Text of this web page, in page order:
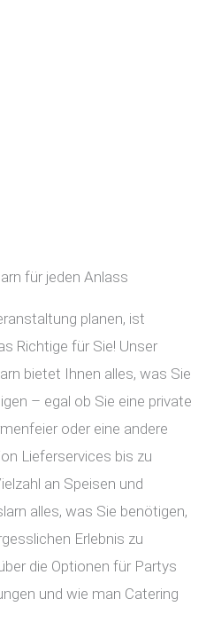
für jeden Anlass
planen, ist
Richtige für Sie! Unser
bietet Ihnen alles, was Sie
– egal ob Sie eine private
oder eine andere
Lieferservices bis zu
an Speisen und
alles, was Sie benötigen,
Erlebnis zu
die Optionen für Partys
und wie man Catering